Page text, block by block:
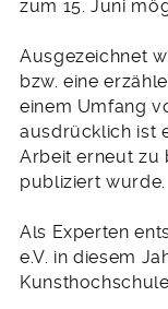
zum 15. Juni
Ausgezeichnet
bzw. eine
einem Umfang
ausdrücklich ist
Arbeit erneut zu
publiziert wurde.
Als Experten
e.V. in diesem